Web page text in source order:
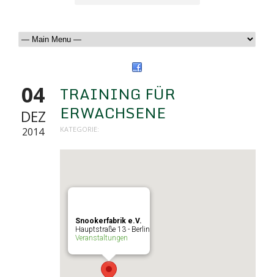
04
DEZ
2014
TRAINING FÜR
ERWACHSENE
KATEGORIE:
Snookerfabrik e.V.
Hauptstraße 13 - Berlin
Veranstaltungen